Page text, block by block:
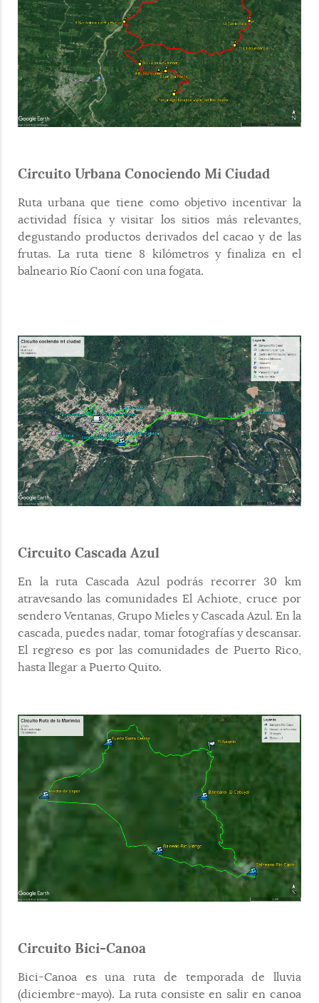
Circuito Urbana Conociendo Mi Ciudad
Ruta urbana que tiene como objetivo incentivar la
actividad física y visitar los sitios más relevantes,
degustando productos derivados del cacao y de las
frutas. La ruta tiene 8 kilómetros y finaliza en el
balneario Río Caoní con una fogata.
Circuito Cascada Azul
En la ruta Cascada Azul podrás recorrer 30 km
atravesando las comunidades El Achiote, cruce por
sendero Ventanas, Grupo Mieles y Cascada Azul. En la
cascada, puedes nadar, tomar fotografías y descansar.
El regreso es por las comunidades de Puerto Rico,
hasta llegar a Puerto Quito.
Circuito Bici-Canoa
Bici-Canoa es una ruta de temporada de lluvia
(diciembre-mayo). La ruta consiste en salir en canoa